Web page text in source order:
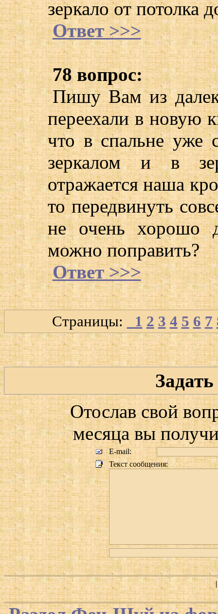
зеркало от потолка
Ответ >>>
78 вопрос:
Пишу Вам из
переехали в новую
что в спальне уже
зеркалом и в
отражается наша
то передвинуть
не очень хорошо
можно поправить?
Ответ >>>
Страницы: 1 2 3 4 5 6 7
Отослав свой
месяца вы
E-mail:
Текст сообщения: